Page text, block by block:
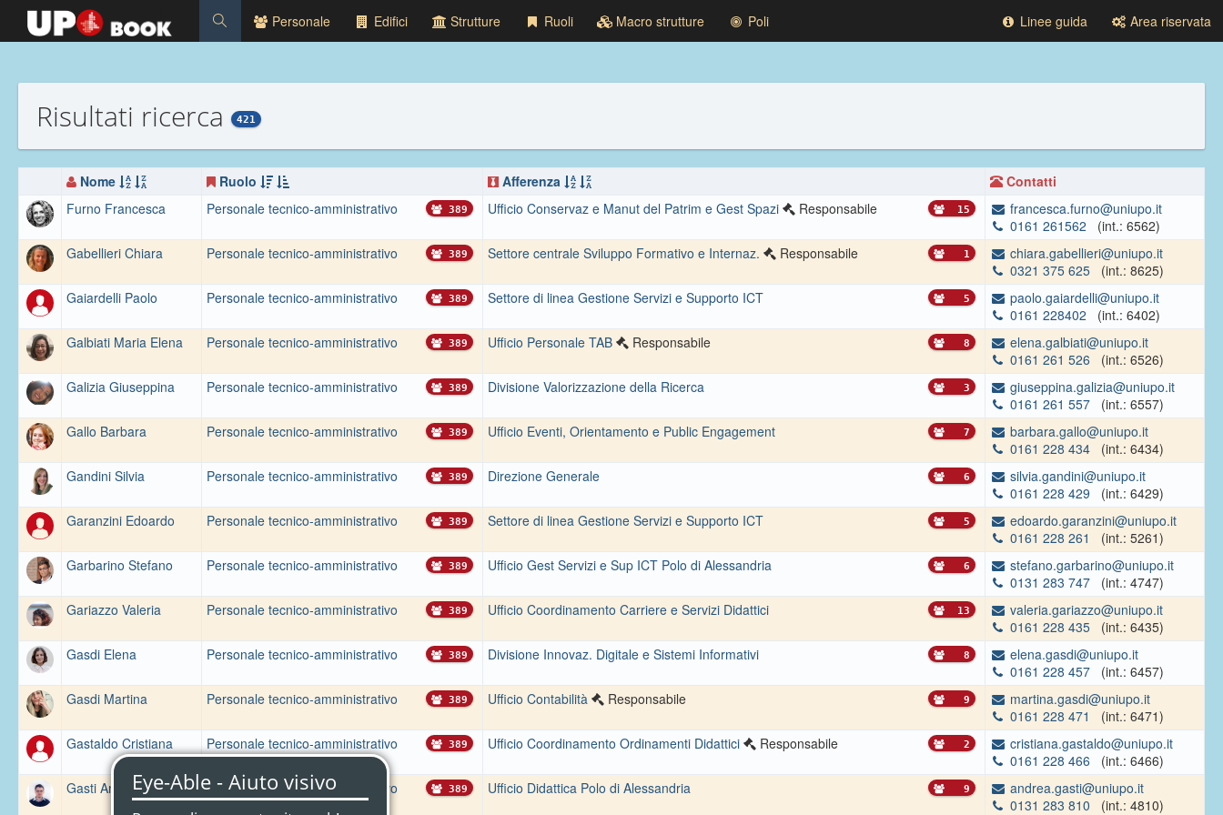
Personale Edifici Strutture Ruoli Macro strutture Poli Linee guida Area riservata
Risultati ricerca 421
Nome Ruolo Afferenza
Contatti
Furno Francesca
Personale tecnico-amministrativo 389 Ufficio Conservaz e Manut del Patrim e Gest Spazi 15
Responsabile
francesca.furno@uniupo.it
0161 261562
(int.: 6562)
Gabellieri Chiara
Personale tecnico-amministrativo 389 Settore centrale Sviluppo Formativo e Internaz. 1
Responsabile
chiara.gabellieri@uniupo.it
0321 375 625
(int.: 8625)
Gaiardelli Paolo
Personale tecnico-amministrativo 389 Settore di linea Gestione Servizi e Supporto ICT 5
paolo.gaiardelli@uniupo.it
0161 228402
(int.: 6402)
Galbiati Maria Elena
Personale tecnico-amministrativo 389 Ufficio Personale TAB 8
Responsabile
elena.galbiati@uniupo.it
0161 261 526
(int.: 6526)
Galizia Giuseppina
Personale tecnico-amministrativo 389 Divisione Valorizzazione della Ricerca 3
giuseppina.galizia@uniupo.it
0161 261 557
(int.: 6557)
Gallo Barbara
Personale tecnico-amministrativo 389 Ufficio Eventi, Orientamento e Public Engagement 7
barbara.gallo@uniupo.it
0161 228 434
(int.: 6434)
Gandini Silvia
Personale tecnico-amministrativo 389 Direzione Generale 6
silvia.gandini@uniupo.it
0161 228 429
(int.: 6429)
Garanzini Edoardo
Personale tecnico-amministrativo 389 Settore di linea Gestione Servizi e Supporto ICT 5
edoardo.garanzini@uniupo.it
0161 228 261
(int.: 5261)
Garbarino Stefano
Personale tecnico-amministrativo 389 Ufficio Gest Servizi e Sup ICT Polo di Alessandria 6
stefano.garbarino@uniupo.it
0131 283 747
(int.: 4747)
Gariazzo Valeria
Personale tecnico-amministrativo 389 Ufficio Coordinamento Carriere e Servizi Didattici 13
valeria.gariazzo@uniupo.it
0161 228 435
(int.: 6435)
Gasdi Elena
Personale tecnico-amministrativo 389 Divisione Innovaz. Digitale e Sistemi Informativi 8
elena.gasdi@uniupo.it
0161 228 457
(int.: 6457)
Gasdi Martina
Personale tecnico-amministrativo 389 Ufficio Contabilità 9
Responsabile
martina.gasdi@uniupo.it
0161 228 471
(int.: 6471)
Gastaldo Cristiana
Personale tecnico-amministrativo 389 Ufficio Coordinamento Ordinamenti Didattici 2
Responsabile
cristiana.gastaldo@uniupo.it
0161 228 466
(int.: 6466)
Gasti Andrea
Personale tecnico-amministrativo 389 Ufficio Didattica Polo di Alessandria 9
andrea.gasti@uniupo.it
0131 283 810
(int.: 4810)